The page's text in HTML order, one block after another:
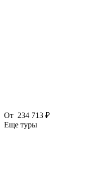
От 234 713 ₽
Еще туры